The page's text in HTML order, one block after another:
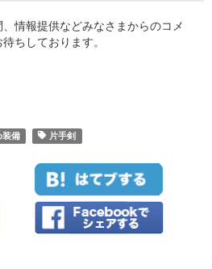
情報提供などみなさまからのコメ
ちしております。
備 片手剣